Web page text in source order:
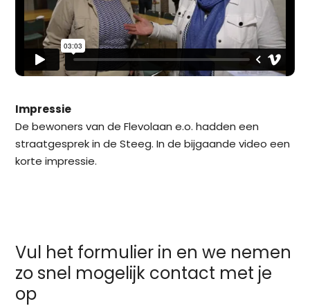
Impressie
De bewoners van de Flevolaan e.o. hadden een
straatgesprek in de Steeg. In de bijgaande video een
korte impressie.
Vul het formulier in en we nemen
zo snel mogelijk contact met je
op